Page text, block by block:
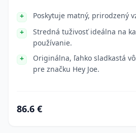
Poskytuje matný, prirodzený
Stredná tuživosť ideálna na
používanie.
Originálna, ľahko sladkastá
pre značku Hey Joe.
86.6 €